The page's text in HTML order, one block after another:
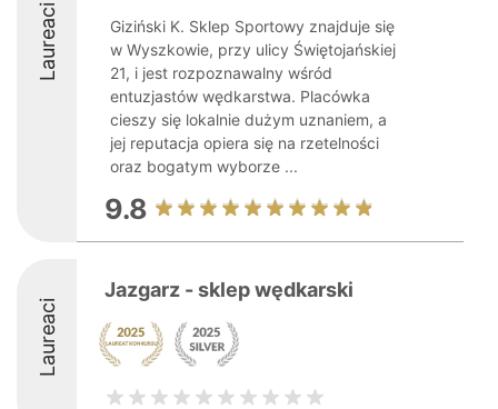
Laureaci
Giziński K. Sklep Sportowy znajduje się
w Wyszkowie, przy ulicy Świętojańskiej
21, i jest rozpoznawalny wśród
entuzjastów wędkarstwa. Placówka
cieszy się lokalnie dużym uznaniem, a
jej reputacja opiera się na rzetelności
oraz bogatym wyborze ...
9.8
Laureaci
Jazgarz - sklep wędkarski